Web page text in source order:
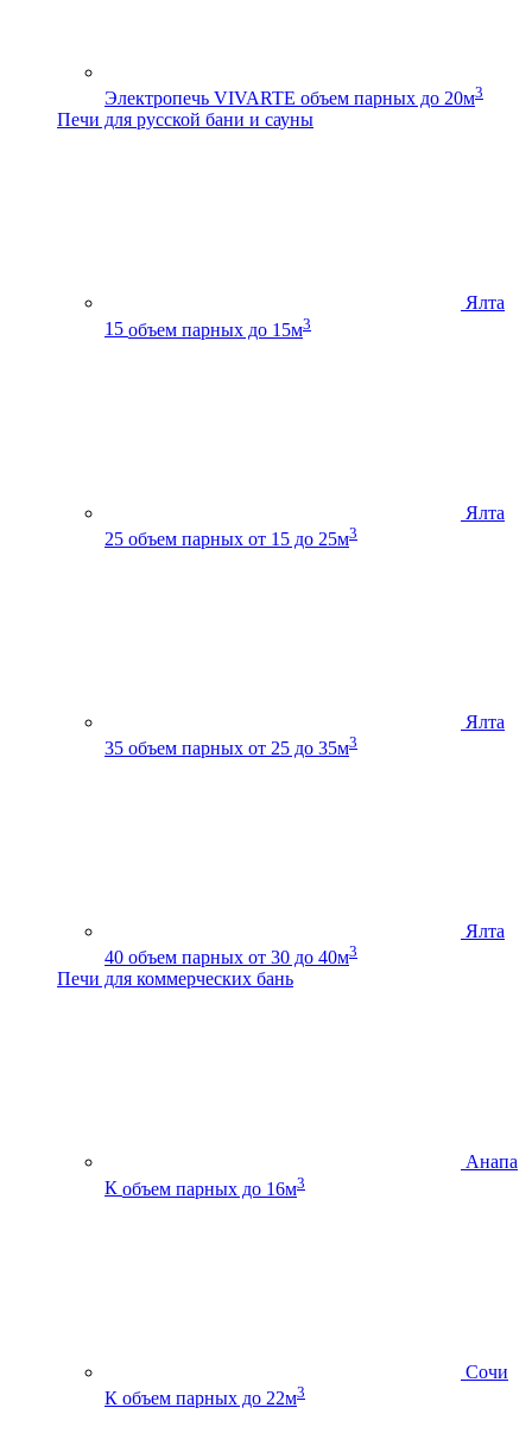
Электропечь VIVARTE объем парных до 20м3
Печи для русской бани и сауны
Ялта
15 объем парных до 15м3
Ялта
25 объем парных от 15 до 25м3
Ялта
35 объем парных от 25 до 35м3
Ялта
40 объем парных от 30 до 40м3
Печи для коммерческих бань
Анапа
К объем парных до 16м3
Сочи
К объем парных до 22м3